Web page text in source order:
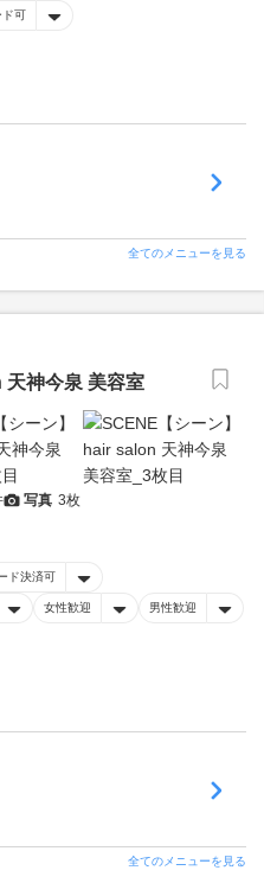
ド可
全てのメニューを見る
神今泉 美容室
写真 3枚
ド決済可
女性歓迎 男性歓迎
全てのメニューを見る